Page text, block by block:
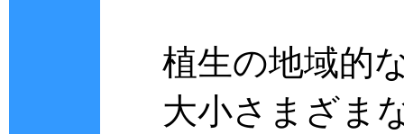
植生の地域的
大小さまざま